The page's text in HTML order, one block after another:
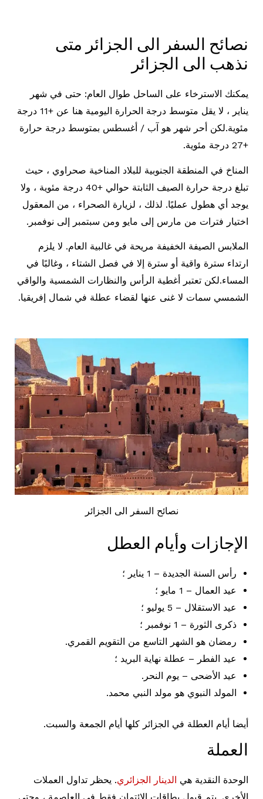
نصائح السفر الى الجزائر متى
نذهب الى الجزائر
يمكنك الاسترخاء على الساحل طوال العام: حتى في شهر
يناير ، لا يقل متوسط ​​درجة الحرارة اليومية هنا عن +11 درجة
مئوية.لكن أحر شهر هو آب / أغسطس بمتوسط ​​درجة حرارة
+27 درجة مئوية.
المناخ في المنطقة الجنوبية للبلاد المناخية صحراوي ، حيث
تبلغ درجة حرارة الصيف الثابتة حوالي +40 درجة مئوية ، ولا
يوجد أي هطول عمليًا. لذلك ، لزيارة الصحراء ، من المعقول
اختيار فترات من مارس إلى مايو ومن سبتمبر إلى نوفمبر.
الملابس الصيفة الخفيفة مريحة في غالبية العام. لا يلزم
ارتداء سترة واقية أو سترة إلا في فصل الشتاء ، وغالبًا في
المساء.لكن تعتبر أغطية الرأس والنظارات الشمسية والواقي
الشمسي سمات لا غنى عنها لقضاء عطلة في شمال إفريقيا.
نصائح السفر الى الجزائر
الإجازات وأيام العطل
رأس السنة الجديدة – 1 يناير ؛
عيد العمال – 1 مايو ؛
عيد الاستقلال – 5 يوليو ؛
ذكرى الثورة – 1 نوفمبر ؛
رمضان هو الشهر التاسع من التقويم القمري.
عيد الفطر – عطلة نهاية البريد ؛
عيد الأضحى – يوم النحر.
المولد النبوي هو مولد النبي محمد.
أيضا أيام العطلة في الجزائر كلها أيام الجمعة والسبت.
العملة
الوحدة النقدية هي الدينار الجزائري. يحظر تداول العملات